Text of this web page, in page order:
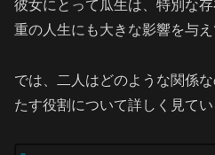
彼女にとって瓜生は、特別な
重の人生にも大きな影響を与え
では、二人はどのような関係
たす役割について詳しく見てい